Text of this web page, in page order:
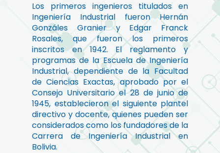
Los primeros ingenieros titulados en
Ingeniería Industrial fueron Hernán
Gonzáles Granier y Edgar Franck
Rosales, que fueron los primeros
inscritos en 1942. El reglamento y
programas de la Escuela de Ingeniería
Industrial, dependiente de la Facultad
de Ciencias Exactas, aprobado por el
Consejo Universitario el 28 de junio de
1945, establecieron el siguiente plantel
directivo y docente, quienes pueden ser
considerados como los fundadores de la
Carrera de Ingeniería Industrial en
Bolivia.